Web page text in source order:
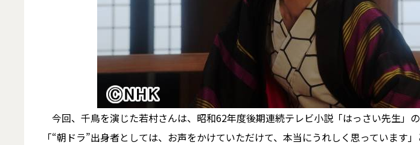
今回、千鳥を演じた若村さんは、昭和62年度後期連続テレビ小説「はっさい先生」の
「“朝ドラ”出身者としては、お声をかけていただけて、本当にうれしく思っています